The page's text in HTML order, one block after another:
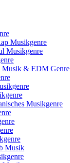
Musikgenre
Musikgenre
Musik & EDM Genre
Musikgenre
Musik